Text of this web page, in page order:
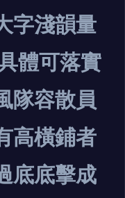
字淺韻量
體可落實
隊容散員
高橫鋪者
底底擊成